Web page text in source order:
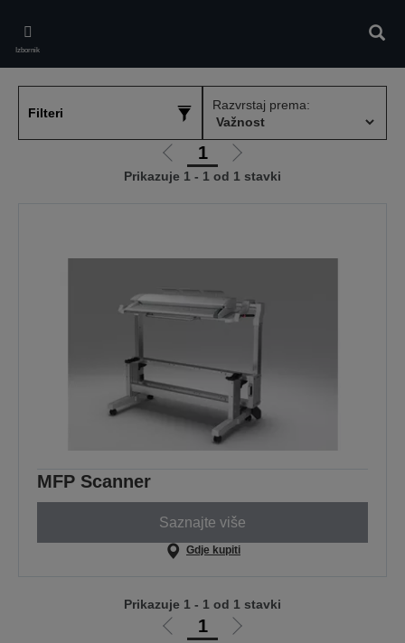
main
content
Izbornik
Filteri
Razvrstaj prema:
Idi
na
1
Idi
na
Prikazuje 1 - 1 od 1 stavki
MFP Scanner
Saznajte više
Gdje kupiti
Idi
1
Idi
Prikazuje 1 - 1 od 1 stavki